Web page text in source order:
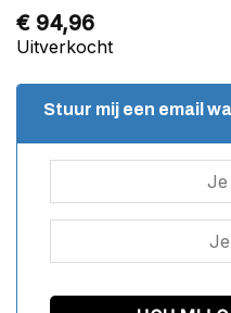
€ 94,96
Uitverkocht
Stuur mij een email